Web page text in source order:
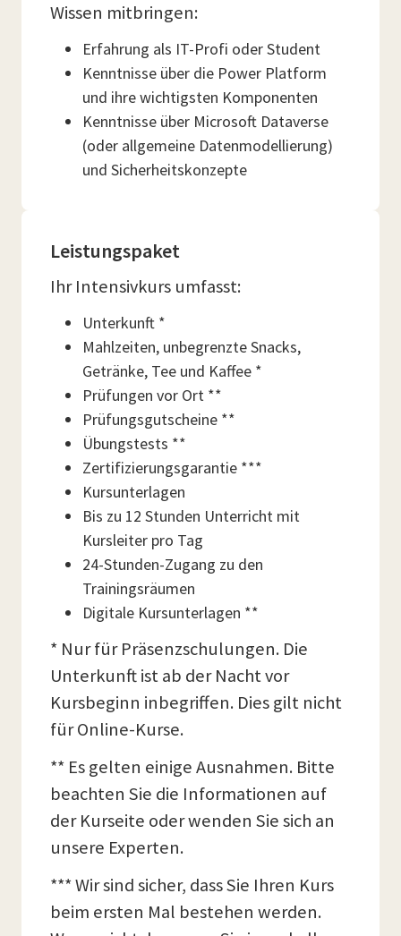
Wissen mitbringen:
Erfahrung als IT-Profi oder Student
Kenntnisse über die Power Platform
und ihre wichtigsten Komponenten
Kenntnisse über Microsoft Dataverse
(oder allgemeine Datenmodellierung)
und Sicherheitskonzepte
Leistungspaket
Ihr Intensivkurs umfasst:
Unterkunft *
Mahlzeiten, unbegrenzte Snacks,
Getränke, Tee und Kaffee *
Prüfungen vor Ort **
Prüfungsgutscheine **
Übungstests **
Zertifizierungsgarantie ***
Kursunterlagen
Bis zu 12 Stunden Unterricht mit
Kursleiter pro Tag
24-Stunden-Zugang zu den
Trainingsräumen
Digitale Kursunterlagen **
* Nur für Präsenzschulungen. Die
Unterkunft ist ab der Nacht vor
Kursbeginn inbegriffen. Dies gilt nicht
für Online-Kurse.
** Es gelten einige Ausnahmen. Bitte
beachten Sie die Informationen auf
der Kurseite oder wenden Sie sich an
unsere Experten.
*** Wir sind sicher, dass Sie Ihren Kurs
beim ersten Mal bestehen werden.